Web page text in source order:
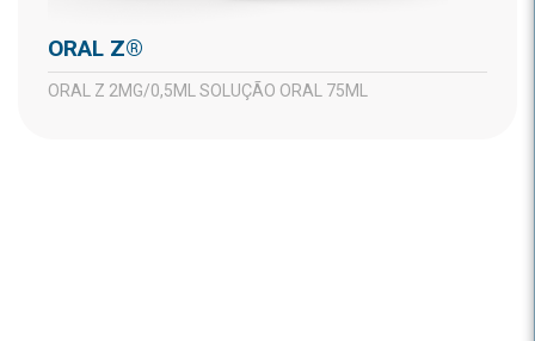
ORAL Z®
ORAL Z 2MG/0,5ML SOLUÇÃO ORAL 75ML